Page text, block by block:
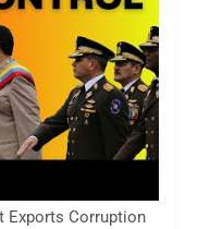
Exports Corruption